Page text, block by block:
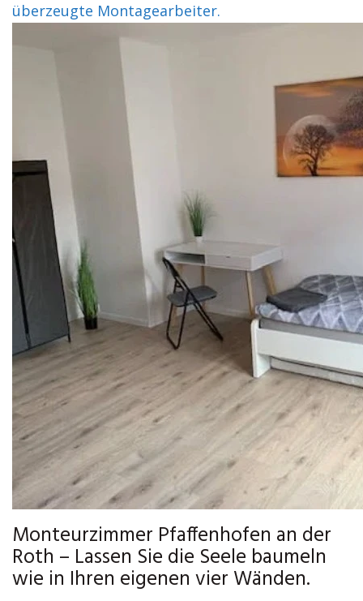
überzeugte Montagearbeiter.
Monteurzimmer Pfaffenhofen an der
Roth – Lassen Sie die Seele baumeln
wie in Ihren eigenen vier Wänden.